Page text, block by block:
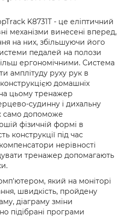
K8731T - це еліптичний
механізми винесені вперед,
на них, збільшуючи його
педалей на полози
ергономічними. Система
амплітуду руху рук в
домашніх
цьому тренажер
судинну і дихальну
само допоможе
фізичній формі в
конструкції під час
нерівності
тренажер допомагають
який на моніторі
швидкість, пройдену
діаграму зміни
підібрані програми